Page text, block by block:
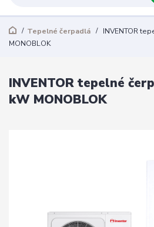
Tepelné čerpadlá
INVENTOR
MONOBLOK
INVENTOR tepelné
kW MONOBLOK